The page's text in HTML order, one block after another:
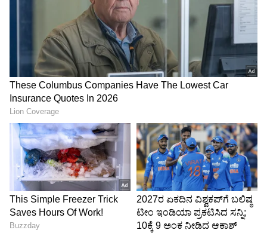
ಬಿಡುಗಡೆ ಮಾಡುತ್ತಿದ್ದೇವೆ. ಅಲ್ಲಿ ನೆಲೆಸಿರುವ ಕನ್ನಡಿಗರು ನನ್ನ
ಮೇಲೆ ಪ್ರೀತಿ ಇಟ್ಟು ನಮ್ಮ ‘ಚೌಕಾಬಾರ’ ಚಿತ್ರವನ್ನು ಬಿಡುಗಡೆ
ಮಾಡುತ್ತಿದ್ದಾರೆ.